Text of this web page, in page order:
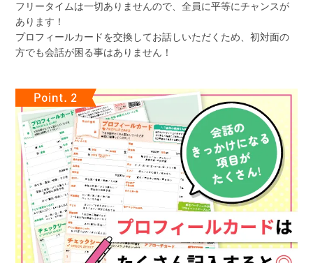
フリータイムは一切ありませんので、全員に平等にチャンスが
あります！
プロフィールカードを交換してお話しいただくため、初対面の
方でも会話が困る事はありません！